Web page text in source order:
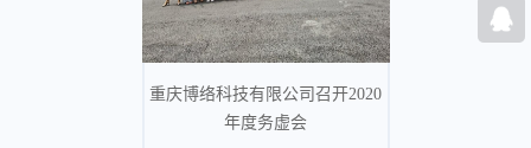
重庆博络科技有限公司召开2020
年度务虚会